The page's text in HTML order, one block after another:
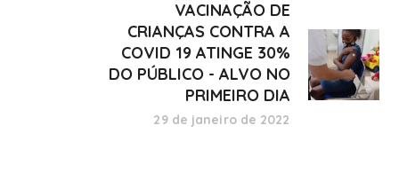
VACINAÇÃO DE
CRIANÇAS CONTRA A
COVID 19 ATINGE 30%
DO PÚBLICO - ALVO NO
PRIMEIRO DIA
29 de janeiro de 2022